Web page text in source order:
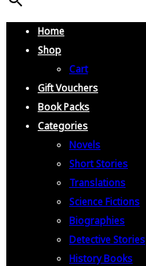
Home
Shop
Cart
Gift Vouchers
Book Packs
Categories
Novels
Short Stories
Translations
Science Fictions
Biographies
Detective Stories
History Books